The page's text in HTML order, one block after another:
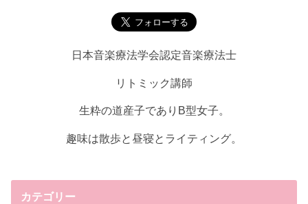
日本音楽療法学会認定音楽療法士
リトミック講師
生粋の道産子でありB型女子。
趣味は散歩と昼寝とライティング。
カテゴリー